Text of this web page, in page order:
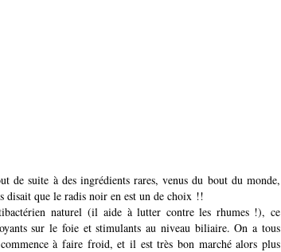
de suite à des ingrédients rares, venus du bout du monde,
disait que le radis noir en est un de choix !!
naturel (il aide à lutter contre les rhumes !), ce
sur le foie et stimulants au niveau biliaire. On a tous
à faire froid, et il est très bon marché alors plus